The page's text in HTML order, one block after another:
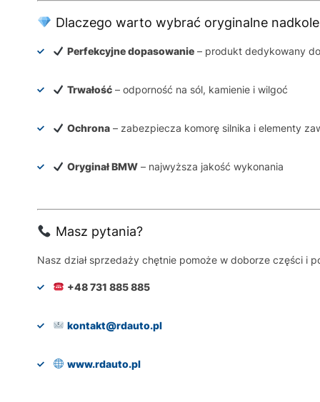
Dlaczego warto wybrać oryginalne nadkole
Perfekcyjne dopasowanie– produkt dedykowany
Trwałość– odporność na sól, kamienie i wilgoć
Ochrona– zabezpiecza komorę silnika i elementy
Oryginał BMW– najwyższa jakość wykonania
Masz pytania?
Nasz dział sprzedaży chętnie pomoże w doborze części i
+48 731 885 885
kontakt@rdauto.pl
www.rdauto.pl